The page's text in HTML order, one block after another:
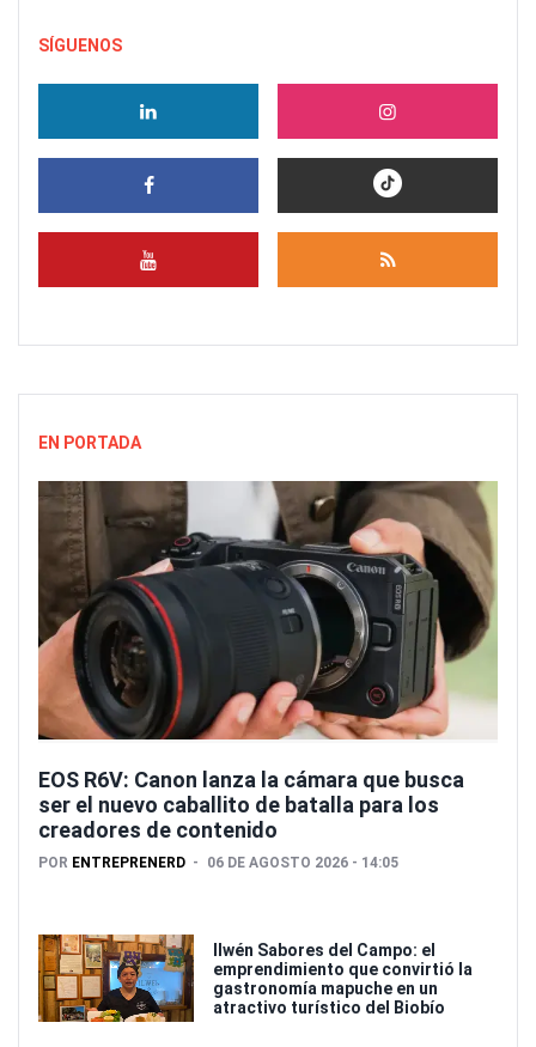
SÍGUENOS
EN PORTADA
EOS R6V: Canon lanza la cámara que busca
ser el nuevo caballito de batalla para los
creadores de contenido
POR ENTREPRENERD 06 DE AGOSTO 2026 - 14:05
Ilwén Sabores del Campo: el
emprendimiento que convirtió la
gastronomía mapuche en un
atractivo turístico del Biobío